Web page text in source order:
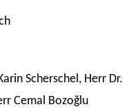
Scherschel, Herr Dr.
Cemal Bozoğlu